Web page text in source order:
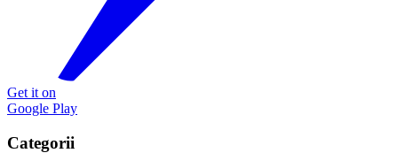
Get it on
Google Play
Categorii